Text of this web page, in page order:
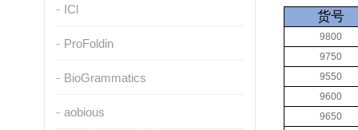
ICl
ProFoldin
BioGrammatics
aobious
货号
9800
9750
9550
9600
9650